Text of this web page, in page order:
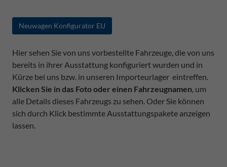
Neuwagen Konfigurator EU
Hier sehen Sie von uns vorbestellte Fahrzeuge, die von uns
bereits in ihrer Ausstattung konfiguriert wurden und in
Kürze bei uns bzw. in unseren Importeurlager eintreffen.
Klicken Sie in das Foto oder einen Fahrzeugnamen, um
alle Details dieses Fahrzeugs zu sehen. Oder Sie können
sich durch Klick bestimmte Ausstattungspakete anzeigen
lassen.